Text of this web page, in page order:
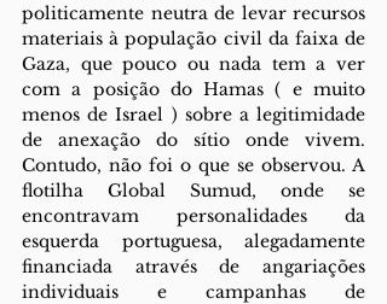
politicamente neutra de levar recursos
materiais à população civil da faixa de
Gaza, que pouco ou nada tem a ver
com a posição do Hamas ( e muito
menos de Israel ) sobre a legitimidade
de anexação do sítio onde vivem.
Contudo, não foi o que se observou. A
flotilha Global Sumud, onde se
encontravam personalidades da
esquerda portuguesa, alegadamente
financiada através de angariações
individuais e campanhas de